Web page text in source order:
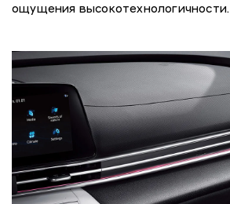
ощущения высокотехнологичности.